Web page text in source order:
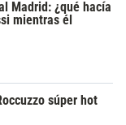
Madrid: ¿qué hacía
mientras él
súper hot